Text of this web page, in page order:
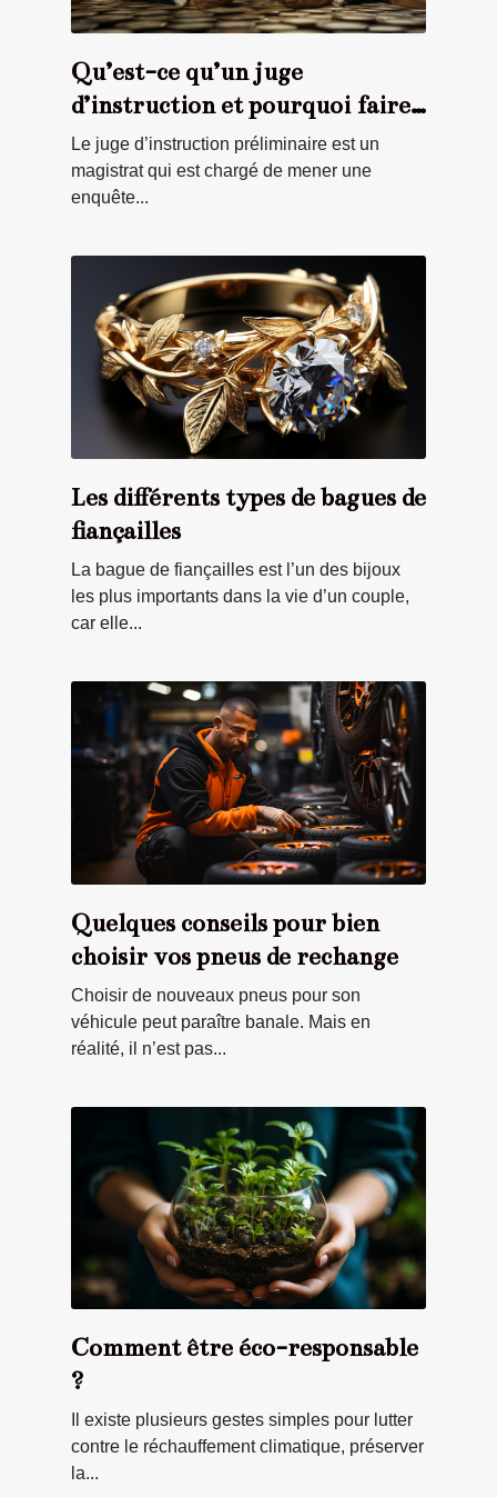
Qu’est-ce qu’un juge
d’instruction et pourquoi faire
appel à lui ?
Le juge d’instruction préliminaire est un
magistrat qui est chargé de mener une
enquête...
Les différents types de bagues de
fiançailles
La bague de fiançailles est l’un des bijoux
les plus importants dans la vie d’un couple,
car elle...
Quelques conseils pour bien
choisir vos pneus de rechange
Choisir de nouveaux pneus pour son
véhicule peut paraître banale. Mais en
réalité, il n’est pas...
Comment être éco-responsable
?
Il existe plusieurs gestes simples pour lutter
contre le réchauffement climatique, préserver
la...